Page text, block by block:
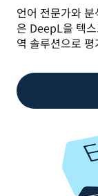
언어 전문가와
은 DeepL을 텍
역 솔루션으로